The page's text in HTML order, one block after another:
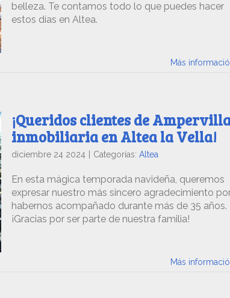
belleza. Te contamos todo lo que puedes hacer
estos días en Altea.
Más
¡Queridos clientes de
inmobiliaria en Altea la Vella!
diciembre 24 2024 Categorías: Altea
En esta mágica temporada navideña, queremos
expresar nuestro más sincero agradecimiento
habernos acompañado durante más de 35 años.
¡Gracias por ser parte de nuestra familia!
Más